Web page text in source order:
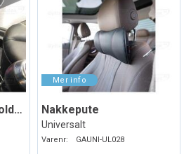
Mobilstativ til koppholderen Nakkepute
Universalt
Varenr: GAUNI-UL028